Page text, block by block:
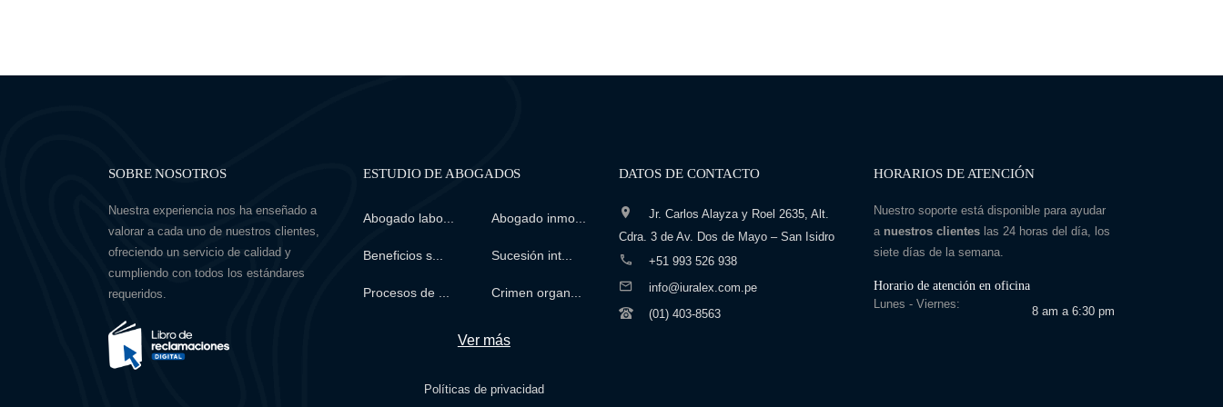
SOBRE NOSOTROS
Nuestra experiencia nos ha enseñado a
valorar a cada uno de nuestros clientes,
ofreciendo un servicio de calidad y
cumpliendo con todos los estándares
requeridos.
ESTUDIO DE ABOGADOS
Abogado labo... Abogado inmo...
Beneficios s... Sucesión int...
Procesos de ... Crimen organ...
Ver más
Políticas de privacidad
DATOS DE CONTACTO
Jr. Carlos Alayza y Roel 2635, Alt.
Cdra. 3 de Av. Dos de Mayo – San Isidro
+51 993 526 938
info@iuralex.com.pe
(01) 403-8563
HORARIOS DE ATENCIÓN
Nuestro soporte está disponible para ayudar
a nuestros clienteslas 24 horas del día, los
siete días de la semana.
Horario de atención en oficina
Lunes - Viernes:
8 am a 6:30 pm